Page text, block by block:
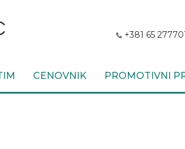
+381 65
CENOVNIK PROMOTIVNI